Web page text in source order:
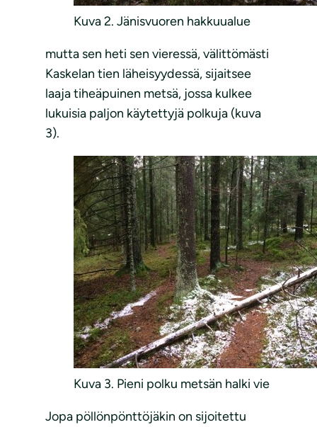
Kuva 2. Jänisvuoren hakkuualue
mutta sen heti sen vieressä, välittömästi
Kaskelan tien läheisyydessä, sijaitsee
laaja tiheäpuinen metsä, jossa kulkee
lukuisia paljon käytettyjä polkuja (kuva
3).
Kuva 3. Pieni polku metsän halki vie
Jopa pöllönpönttöjäkin on sijoitettu